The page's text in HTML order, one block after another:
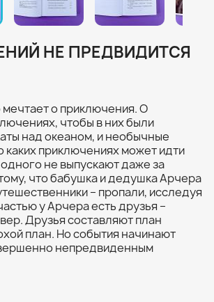
НЕ ПРЕДВИДИТСЯ
о приключения. О
чтобы в них были
над океаном, и необычные
каких приключениях может идти
не выпускают даже за
что бабушка и дедушка Арчера
– пропали, исследуя
у Арчера есть друзья –
Друзья составляют план
план. Но события начинают
непредвиденным